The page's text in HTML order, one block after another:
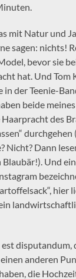
mit Natur und
sagen: nichts!
bevor sie
hat. Und Tom
der Teenie-
beide
des
durchgehen
Nicht? Dann
Blaubär!). Und
hier
disputandum,
anderen
die